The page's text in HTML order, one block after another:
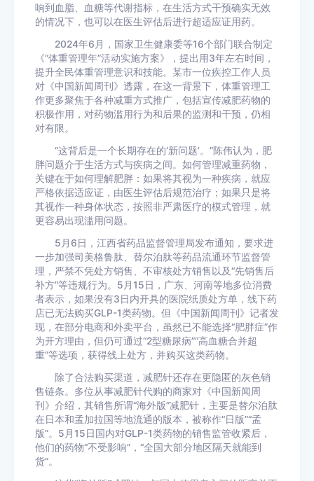
响到血脂、血糖等代谢指标，在生活方式干预确实无效
的情况下，也可以在医生评估后进行超适应证用药。
2024年6月，国家卫生健康委等16个部门联合制定
《“体重管理年”活动实施方案》，提出用3年左右时间，
提升全民体重管理意识和技能。某市一位疾控工作人员
对《中国新闻周刊》透露，在这一背景下，体重管理工
作更多聚焦于各种减重方式推广，包括宣传减肥药物的
积极作用，对药物滥用行为和后果的监测和干预，仍相
对有限。
“这背后是一个长期存在的‘新问题’。”陈伟认为，肥
胖问题介于生活方式与疾病之间。如何管理减重药物，
关键在于如何理解肥胖：如果将其视为一种疾病，就应
严格依据适应证，由医生评估后规范治疗；如果只是将
其视作一种身体状态，按照非严肃医疗的模式管理，就
更容易出现滥用问题。
5月6日，江西省药品监督管理局发布通知，要求进
一步加强司美格鲁肽、替尔泊肽等药品流通环节监督管
理，严禁不凭处方销售、不审核处方销售以及“先销售后
补方”等违规行为。5月15日，广东、河南等地多位消费
者表示，如果没有3日内开具的医院纸质处方单，线下药
店已无法购买GLP-1类药物。但《中国新闻周刊》记者发
现，在部分电商和外卖平台，虽然已不能选择“肥胖症”作
为开方理由，但仍可通过“2型糖尿病”“高血糖合并超
重”等选项，获得线上处方，并购买这类药物。
除了合法购买渠道，减肥针还存在更隐匿的灰色销
售链条。多位从事减肥针代购的商家对《中国新闻周
刊》介绍，其销售所谓“海外版”减肥针，主要是替尔泊肽
在日本和孟加拉国等地流通的版本，被称作“日版”“孟
版”。5月15日国内对GLP-1类药物的销售监管收紧后，
他们的药物“不受影响”，“全国大部分地区隔天就能到
货”。